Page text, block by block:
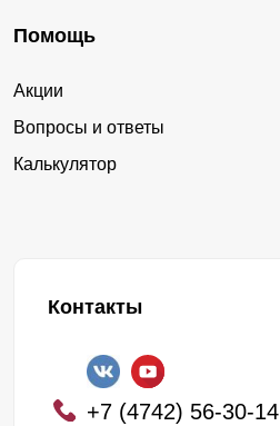
Помощь
Акции
Вопросы и ответы
Калькулятор
Контакты
+7 (4742) 56-30-14